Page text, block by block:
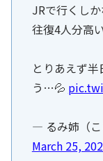
JRで行くし
往復4人分高
とりあえず
う…💦
— るみ姉（
March 25,